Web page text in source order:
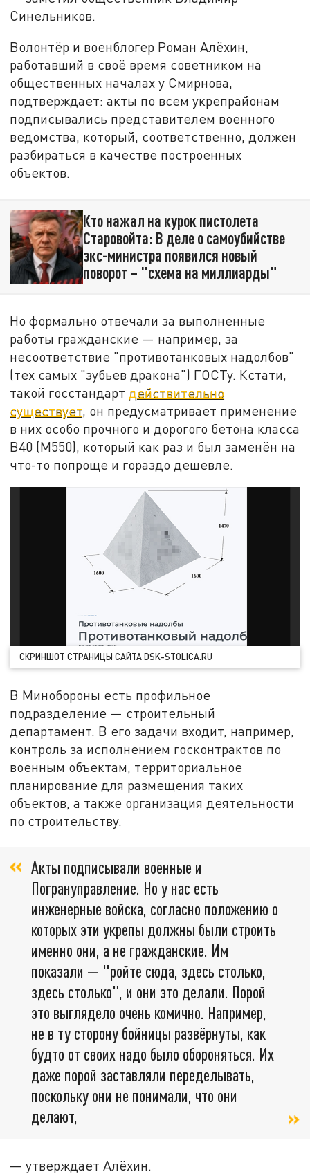
Синельников.
Волонтёр и военблогер Роман Алёхин,
работавший в своё время советником на
общественных началах у Смирнова,
подтверждает: акты по всем укрепрайонам
подписывались представителем военного
ведомства, который, соответственно, должен
разбираться в качестве построенных
объектов.
Кто нажал на курок пистолета
Старовойта: В деле о самоубийстве
экс-министра появился новый
поворот – "схема на миллиарды"
Но формально отвечали за выполненные
работы гражданские — например, за
несоответствие "противотанковых надолбов"
(тех самых "зубьев дракона") ГОСТу. Кстати,
такой госстандарт действительно
существует, он предусматривает применение
в них особо прочного и дорогого бетона класса
В40 (M550), который как раз и был заменён на
что-то попроще и гораздо дешевле.
СКРИНШОТ СТРАНИЦЫ САЙТА DSK-STOLICA.RU
В Минобороны есть профильное
подразделение — строительный
департамент. В его задачи входит, например,
контроль за исполнением госконтрактов по
военным объектам, территориальное
планирование для размещения таких
объектов, а также организация деятельности
по строительству.
Акты подписывали военные и
Погрануправление. Но у нас есть
инженерные войска, согласно положению о
которых эти укрепы должны были строить
именно они, а не гражданские. Им
показали — "ройте сюда, здесь столько,
здесь столько", и они это делали. Порой
это выглядело очень комично. Например,
не в ту сторону бойницы развёрнуты, как
будто от своих надо было обороняться. Их
даже порой заставляли переделывать,
поскольку они не понимали, что они
делают,
— утверждает Алёхин.